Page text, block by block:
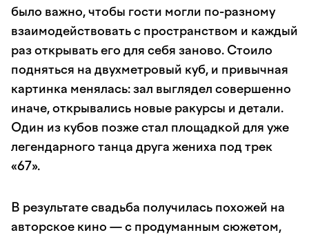
было важно, чтобы гости могли по-разному
взаимодействовать с пространством и каждый
раз открывать его для себя заново. Стоило
подняться на двухметровый куб, и привычная
картинка менялась: зал выглядел совершенно
иначе, открывались новые ракурсы и детали.
Один из кубов позже стал площадкой для уже
легендарного танца друга жениха под трек
«67».
В результате свадьба получилась похожей на
авторское кино — с продуманным сюжетом,